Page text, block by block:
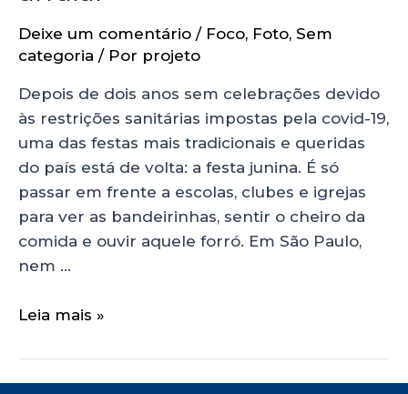
Deixe um comentário / Foco, Foto, Sem
categoria / Por projeto
Depois de dois anos sem celebrações devido
às restrições sanitárias impostas pela covid-19,
uma das festas mais tradicionais e queridas
do país está de volta: a festa junina. É só
passar em frente a escolas, clubes e igrejas
para ver as bandeirinhas, sentir o cheiro da
comida e ouvir aquele forró. Em São Paulo,
nem …
Leia mais »